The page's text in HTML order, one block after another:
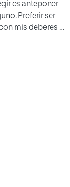
es anteponer
Preferir ser
mis deberes o
o
nuestra
de
que ha
en segundo